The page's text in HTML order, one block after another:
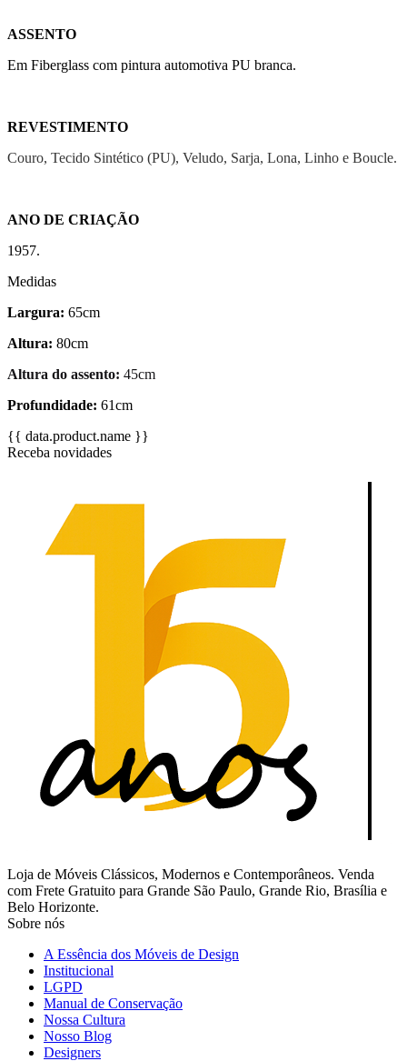
ASSENTO
Em Fiberglass com pintura automotiva PU branca.
REVESTIMENTO
Couro, Tecido Sintético (PU), Veludo, Sarja, Lona, Linho e Boucle.
ANO DE CRIAÇÃO
1957.
Medidas
Largura: 65cm
Altura: 80cm
Altura do assento: 45cm
Profundidade: 61cm
{{ data.product.name }}
Receba novidades
Loja de Móveis Clássicos, Modernos e Contemporâneos. Venda
com Frete Gratuito para Grande São Paulo, Grande Rio, Brasília e
Belo Horizonte.
Sobre nós
A Essência dos Móveis de Design
Institucional
LGPD
Manual de Conservação
Nossa Cultura
Nosso Blog
Designers